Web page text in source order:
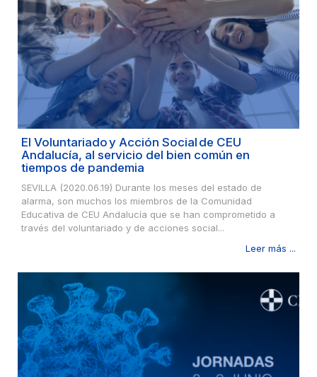
El Voluntariado y Acción Social de CEU
Andalucía, al servicio del bien común en
tiempos de pandemia
SEVILLA (2020.06.19) Durante los meses del estado de
alarma, son muchos los miembros de la Comunidad
Educativa de CEU Andalucía que se han comprometido a
través del voluntariado y de acciones social...
Leer más ...